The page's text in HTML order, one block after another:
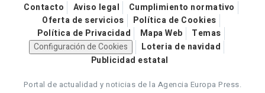
Contacto Aviso legal
Cumplimiento normativo
Oferta de servicios
Política de Cookies
Política de Privacidad
Mapa Web
Temas
Configuración de Cookies
Loteria de navidad
Publicidad estatal
Portal de actualidad y noticias de la Agencia Europa Press.